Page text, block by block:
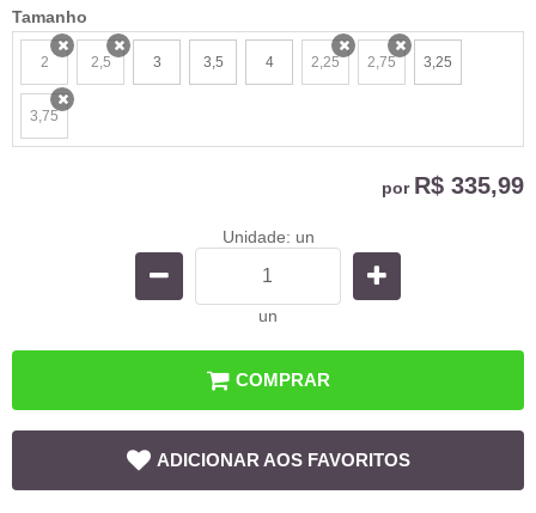
Tamanho
2 2,5x 3 3,5 4 2,25
x 2,75
x 3,25
3,75
x
por R$ 335,99
Unidade: un
un
COMPRAR
ADICIONAR AOS FAVORITOS